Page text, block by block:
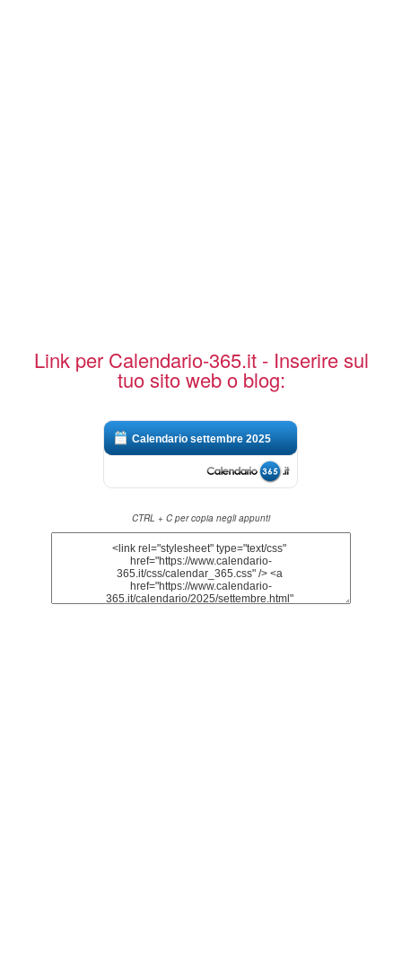
Link per Calendario-365.it - Inserire sul
tuo sito web o blog:
Calendario settembre 2025
CTRL + C per copia negli appunti